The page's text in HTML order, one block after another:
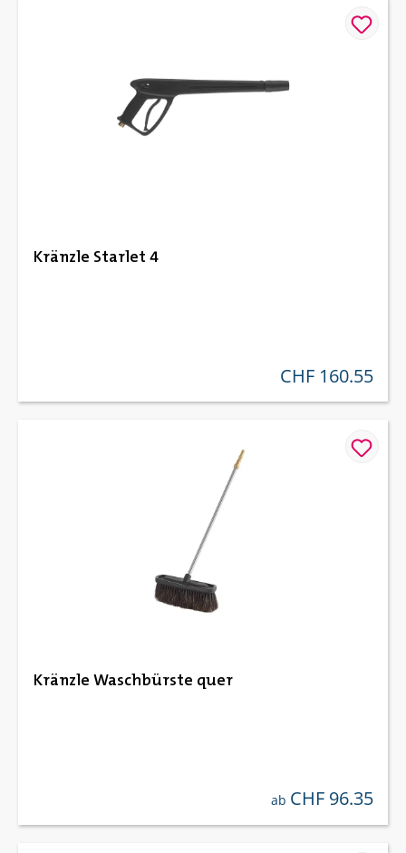
Kränzle Starlet 4
regulärer preis:
CHF 160.55
Kränzle Waschbürste quer
regulärer preis:
ab CHF 96.35